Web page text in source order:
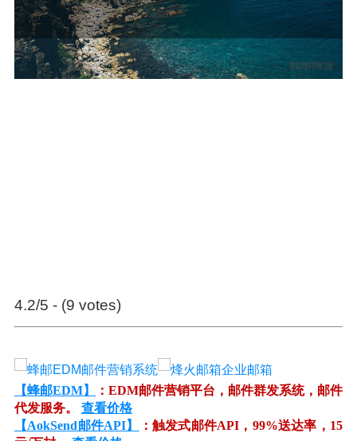
4.2/5 - (9 votes)
【蜂邮EDM】
：EDM邮件营销平台，邮件群发系统，邮件
代发服务。 查看价格
【AokSend邮件API】
：触发式邮件API，99%送达率，15